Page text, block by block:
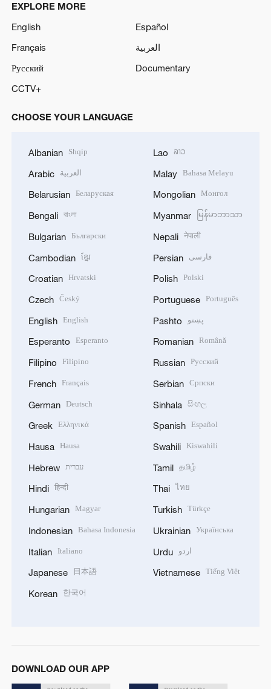
EXPLORE MORE
English
Español
Français
العربية
Русский
Documentary
CCTV+
CHOOSE YOUR LANGUAGE
Albanian Shqip
Arabic العربية
Belarusian Беларуская
Bengali বাংলা
Bulgarian Български
Cambodian ខ្មែរ
Croatian Hrvatski
Czech Český
English English
Esperanto Esperanto
Filipino Filipino
French Français
German Deutsch
Greek Ελληνικά
Hausa Hausa
Hebrew עברית
Hindi हिन्दी
Hungarian Magyar
Indonesian Bahasa Indonesia
Italian Italiano
Japanese 日本語
Korean 한국어
Lao ລາວ
Malay Bahasa Melayu
Mongolian Монгол
Myanmar မြန်မာဘာသာ
Nepali नेपाली
Persian فارسی
Polish Polski
Portuguese Português
Pashto پښتو
Romanian Română
Russian Русский
Serbian Српски
Sinhala සිංහල
Spanish Español
Swahili Kiswahili
Tamil தமிழ்
Thai ไทย
Turkish Türkçe
Ukrainian Українська
Urdu اردو
Vietnamese Tiếng Việt
DOWNLOAD OUR APP